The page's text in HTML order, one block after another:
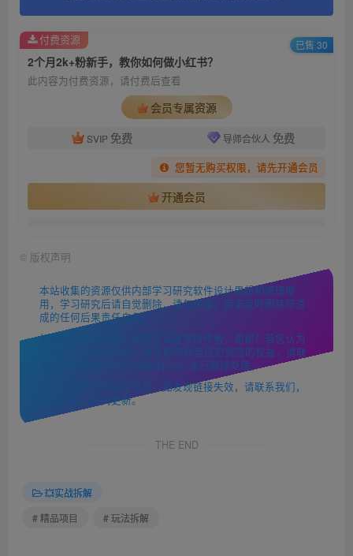
2个月2k+粉新手，教你如何做小红书？
此内容为付费资源，请付费后查看
会员专属资源
SVIP 免费 导师合伙人 免费
您暂无购买权限，请先开通会员
开通会员
付费资源 已售 30
© 版权声明
本站收集的资源仅供内部学习研究软件设计思想和原理使
用，学习研究后请自觉删除，请勿传播，因未及时删除所造
成的任何后果责任自负。
如果用于其他用途，请购买正版支持作者，谢谢！若您认为
「https://mc9527.cn/」发布的内容若侵犯到您的权益，请联
系站长邮箱:907146180@qq.com 进行删除处理。
本站资源大多存储在云盘，如发现链接失效，请联系我们，
我们会第一时间更新。
THE END
💥实战拆解
# 精品项目
# 玩法拆解